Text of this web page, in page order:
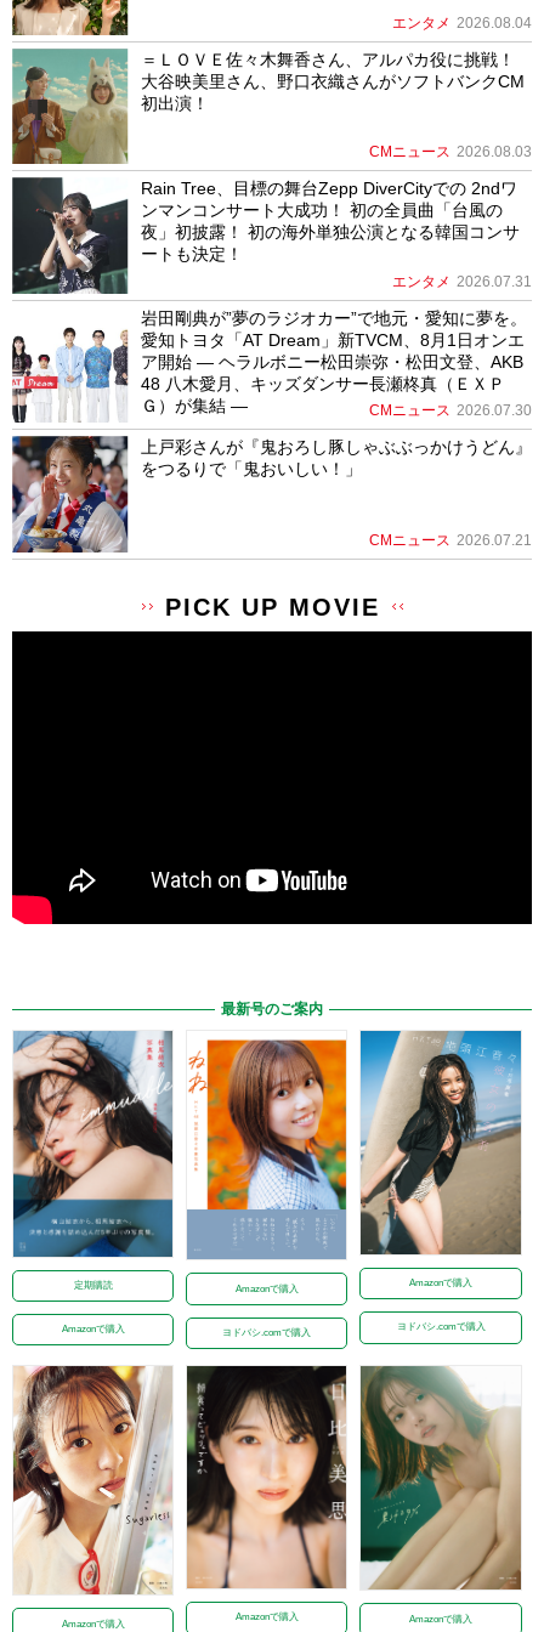
エンタメ 2026.08.04
＝ＬＯＶＥ佐々木舞香さん、アルパカ役に挑戦！
大谷映美里さん、野口衣織さんがソフトバンクCM
初出演！
CMニュース 2026.08.03
Rain Tree、目標の舞台Zepp DiverCityでの 2ndワ
ンマンコンサート大成功！ 初の全員曲「台風の
夜」初披露！ 初の海外単独公演となる韓国コンサ
ートも決定！
エンタメ 2026.07.31
岩田剛典が”夢のラジオカー”で地元・愛知に夢を。
愛知トヨタ「AT Dream」新TVCM、8月1日オンエ
ア開始 ― ヘラルボニー松田崇弥・松田文登、AKB
48 八木愛月、キッズダンサー長瀬柊真（ＥＸＰ
Ｇ）が集結 ―
CMニュース 2026.07.30
上戸彩さんが『鬼おろし豚しゃぶぶっかけうどん』
をつるりで「鬼おいしい！」
CMニュース 2026.07.21
PICK UP MOVIE
最新号のご案内
定期購読
Amazonで購入
Amazonで購入
ヨドバシ.comで購入
Amazonで購入
ヨドバシ.comで購入
Amazonで購入
Amazonで購入 Amazonで購入